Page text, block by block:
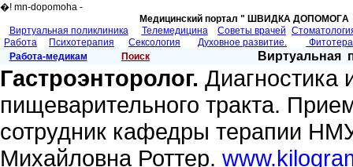
�! mn-dopomoha -
Медицинский портал " ШВИДКА
Виртуальная поликлиника
Телемедицина Советы врачей
Работа
Психотерапия Сексология Духовное развитие.
Работа-медикам
Поиск Виртуальная
Гастроэнторолог. Диагностика
пищеварительного тракта.
сотрудник кафедры терапии
Михайловна Роттер.